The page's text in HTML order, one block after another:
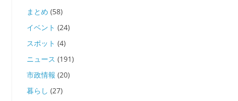
まとめ (58)
イベント (24)
スポット (4)
ニュース (191)
市政情報 (20)
暮らし (27)